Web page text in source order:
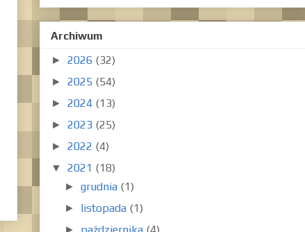
Archiwum
► 2026 (32)
► 2025 (54)
► 2024 (13)
► 2023 (25)
► 2022 (4)
▼ 2021 (18)
►grudnia (1)
► listopada (1)
►